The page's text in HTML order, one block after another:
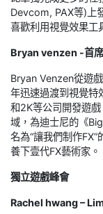
Devcom, PAX等)上
喜歡利用視覺效果工
Bryan venzen -首
Bryan Venzen從遊
年迅速過渡到視覺
和2K等公司開發遊
域，為迪士尼的《
名為“讓我們制作
養下壹代FX藝術家。
獨立遊戲峰會
Rachel hwang –